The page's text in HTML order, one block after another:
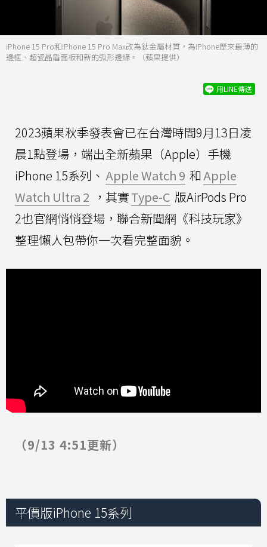
iPhone 15 Pro和iPhone 15 Pro Max改為鈦金屬材質，為iPhone歷來最薄的
邊框、超瓷晶盾面板和新的弧形邊緣。（蘋果提供）
用LINE傳送
2023蘋果秋季發表會已在台灣時間9月13日凌
晨1點登場，端出全新蘋果（Apple）手機
iPhone 15系列、 Apple Watch 9 和Apple
Watch Ultra 2 ，其實Type-C 版AirPods Pro
2也官網悄悄登場，聯合新聞網《科技玩家》
整理懶人包帶你一次看完整面貌。
（9/13 4:51更新）
平價版iPhone 15系列